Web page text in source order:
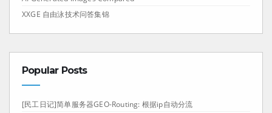
XXGE 自由泳技术问答集锦
Popular Posts
[民工日记]简单服务器GEO-Routing: 根据ip自动分流